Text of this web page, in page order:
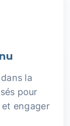
la
pour
engager